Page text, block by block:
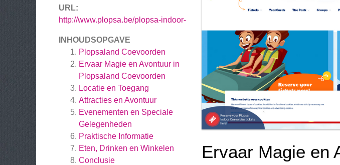
URL:
http://www.plopsa.be/plopsa-indoor-
INHOUDSOPGAVE
Plopsaland Coevoorden
Ervaar Magie en Avontuur in
Plopsaland Coevoorden
Locatie en Toegang
Attracties en Avontuur
Evenementen en Speciale
Gelegenheden
Praktische Informatie
Eten, Drinken en Winkelen
Conclusie
Ervaar Magie en